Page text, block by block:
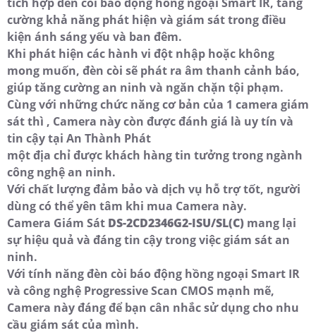
cường khả năng phát hiện và giám sát trong điều
kiện ánh sáng yếu và ban đêm.
Khi phát hiện các hành vi đột nhập hoặc không
mong muốn, đèn còi sẽ phát ra âm thanh cảnh báo,
giúp tăng cường an ninh và ngăn chặn tội phạm.
Cùng với những chức năng cơ bản của 1 camera giám
sát thì , Camera này còn được đánh giá là uy tín và
tin cậy tại An Thành Phát
một địa chỉ được khách hàng tin tưởng trong ngành
công nghệ an ninh.
Với chất lượng đảm bảo và dịch vụ hỗ trợ tốt, người
dùng có thể yên tâm khi mua Camera này.
Camera Giám Sát DS-2CD2346G2-ISU/SL(C) mang lại
sự hiệu quả và đáng tin cậy trong việc giám sát an
ninh.
Với tính năng đèn còi báo động hồng ngoại Smart IR
và công nghệ Progressive Scan CMOS mạnh mẽ,
Camera này đáng để bạn cân nhắc sử dụng cho nhu
cầu giám sát của mình.